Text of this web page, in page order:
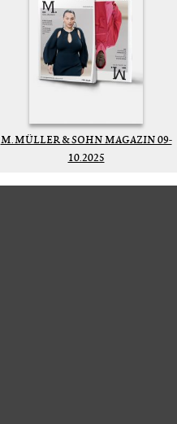
M. MÜLLER & SOHN MAGAZIN 09-
10.2025